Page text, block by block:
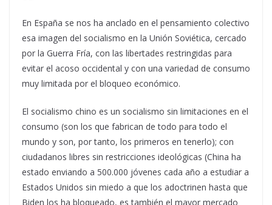
En España se nos ha anclado en el pensamiento colectivo
esa imagen del socialismo en la Unión Soviética, cercado
por la Guerra Fría, con las libertades restringidas para
evitar el acoso occidental y con una variedad de consumo
muy limitada por el bloqueo económico.
El socialismo chino es un socialismo sin limitaciones en el
consumo (son los que fabrican de todo para todo el
mundo y son, por tanto, los primeros en tenerlo); con
ciudadanos libres sin restricciones ideológicas (China ha
estado enviando a 500.000 jóvenes cada año a estudiar a
Estados Unidos sin miedo a que los adoctrinen hasta que
Biden los ha bloqueado, es también el mayor mercado